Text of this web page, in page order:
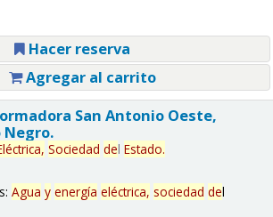
Hacer reserva
Agregar al carrito
San Antonio Oeste,
Negro.
Sociedad del Estado.
Agua y energía eléctrica, sociedad del